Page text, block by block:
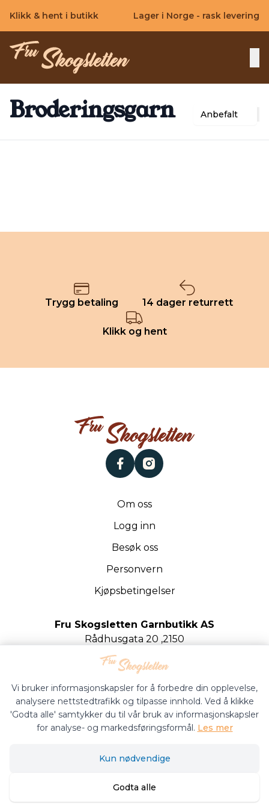
Klikk & hent i butikk Lager i Norge - rask levering
Broderingsgarn Anbefalt
Trygg betaling 14 dager returrett
Klikk og hent
facebookinstagram
Om oss
Logg inn
Besøk oss
Personvern
Kjøpsbetingelser
Fru Skogsletten Garnbutikk AS
Rådhusgata 20 ,2150
Org.nr. 922020442
Siden driftes avShoplabs
Vi bruker informasjonskapsler for å forbedre din opplevelse,
analysere nettstedtrafikk og tilpasse innhold. Ved å klikke
'Godta alle' samtykker du til vår bruk av informasjonskapsler
for analyse- og markedsføringsformål. Les mer
Kun nødvendige
Godta alle